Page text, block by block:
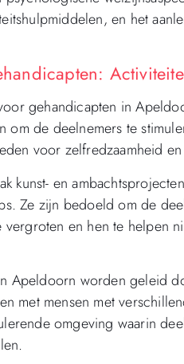
en het
gehandicapten in
om de deelnemers te
voor zelfredzaamheid
kunst- en
Ze zijn bedoeld om de
en hen te helpen
Apeldoorn worden geleid
met mensen met
omgeving waarin